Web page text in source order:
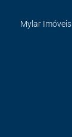
Mylar Imóveis